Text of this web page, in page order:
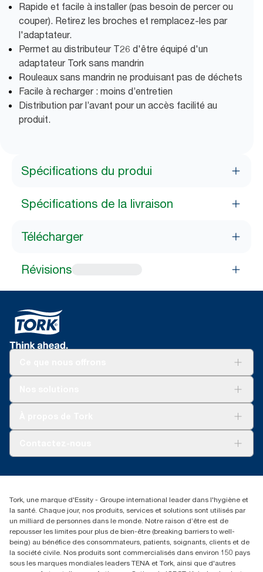
Rapide et facile à installer (pas besoin de percer ou
couper). Retirez les broches et remplacez-les par
l'adaptateur.
Permet au distributeur T26 d'être équipé d'un
adaptateur Tork sans mandrin
Rouleaux sans mandrin ne produisant pas de déchets
Facile à recharger : moins d’entretien
Distribution par l’avant pour un accès facilité au
produit.
Spécifications du produi
Spécifications de la livraison
Télécharger
Révisions
(866) 722-8675
Tork, une marque d'Essity - Groupe international leader dans l'hygiène et
la santé. Chaque jour, nos produits, services et solutions sont utilisés par
un milliard de personnes dans le monde. Notre raison d’être est de
repousser les limites pour plus de bien-être (breaking barriers to well-
being) au bénéfice des consommateurs, patients, soignants, clients et de
la société civile. Nos produits sont commercialisés dans environ 150 pays
sous les marques mondiales leaders TENA et Tork, ainsi que d'autres